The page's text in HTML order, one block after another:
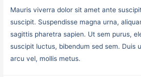
Mauris viverra dolor sit amet ante
suscipit. Suspendisse magna urna,
sagittis pharetra sapien. Ut sem purus,
suscipit luctus, bibendum sed sem. Duis
arcu vel, mollis metus.